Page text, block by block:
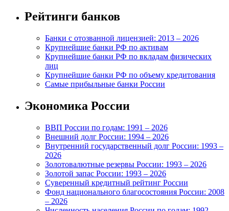
Рейтинги банков
Банки с отозванной лицензией: 2013 – 2026
Крупнейшие банки РФ по активам
Крупнейшие банки РФ по вкладам физических
лиц
Крупнейшие банки РФ по объему кредитования
Самые прибыльные банки России
Экономика России
ВВП России по годам: 1991 – 2026
Внешний долг России: 1994 – 2026
Внутренний государственный долг России: 1993 –
2026
Золотовалютные резервы России: 1993 – 2026
Золотой запас России: 1993 – 2026
Суверенный кредитный рейтинг России
Фонд национального благосостояния России: 2008
– 2026